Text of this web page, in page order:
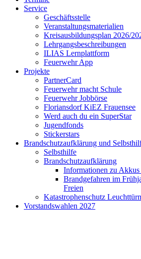
Service
Geschäftsstelle
Veranstaltungsmaterialien
Kreisausbildungsplan 2026/
Lehrgangsbeschreibungen
ILIAS Lernplattform
Feuerwehr App
Projekte
PartnerCard
Feuerwehr macht Schule
Feuerwehr Jobbörse
Floriansdorf KiEZ Frauensee
Werd auch du ein SuperStar
Jugendfonds
Stickerstars
Brandschutzaufklärung und
Selbsthilfe
Brandschutzaufklärung
Informationen zu Akkus
Brandgefahren im
Freien
Katastrophenschutz
Vorstandswahlen 2027